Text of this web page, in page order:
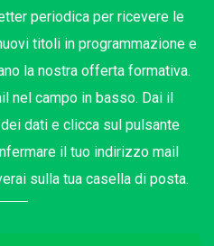
periodica per ricevere le
titoli in programmazione e
la nostra offerta formativa.
nel campo in basso. Dai il
dati e clicca sul pulsante
il tuo indirizzo mail
sulla tua casella di posta.